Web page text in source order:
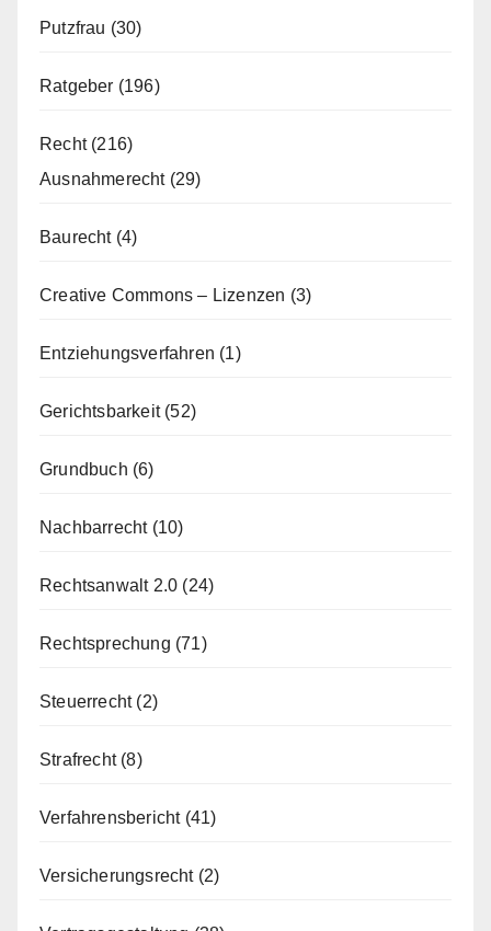
Putzfrau (30)
Ratgeber (196)
Recht(216)
Ausnahmerecht(29)
Baurecht(4)
Creative Commons – Lizenzen (3)
Entziehungsverfahren (1)
Gerichtsbarkeit(52)
Grundbuch (6)
Nachbarrecht(10)
Rechtsanwalt 2.0 (24)
Rechtsprechung (71)
Steuerrecht(2)
Strafrecht(8)
Verfahrensbericht(41)
Versicherungsrecht(2)